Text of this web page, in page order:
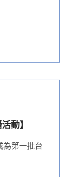
動】
為第一批台